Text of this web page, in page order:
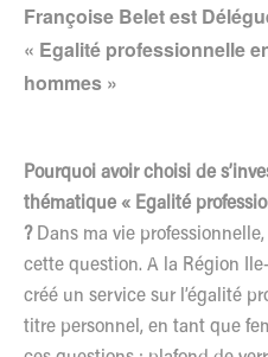
Françoise Belet est
« Egalité professionnelle
hommes »
Pourquoi avoir choisi de
thématique « Egalité
? Dans ma vie
cette question. A la Région
créé un service sur l’égalité
titre personnel, en tant que